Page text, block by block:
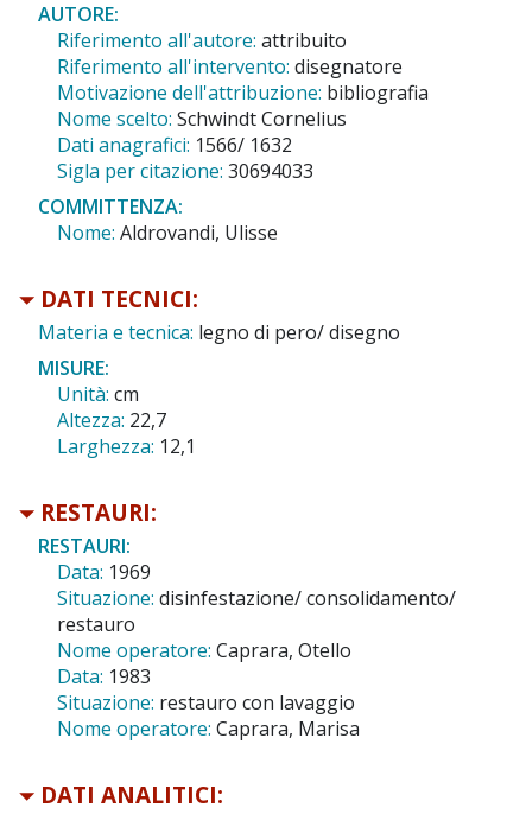
AUTORE:
Riferimento all'autore: attribuito
Riferimento all'intervento: disegnatore
Motivazione dell'attribuzione: bibliografia
Nome scelto: Schwindt Cornelius
Dati anagrafici: 1566/ 1632
Sigla per citazione: 30694033
COMMITTENZA:
Nome: Aldrovandi, Ulisse
DATI TECNICI:
Materia e tecnica: legno di pero/ disegno
MISURE:
Unità: cm
Altezza: 22,7
Larghezza: 12,1
RESTAURI:
RESTAURI:
Data: 1969
Situazione: disinfestazione/ consolidamento/
restauro
Nome operatore: Caprara, Otello
Data: 1983
Situazione: restauro con lavaggio
Nome operatore: Caprara, Marisa
DATI ANALITICI: